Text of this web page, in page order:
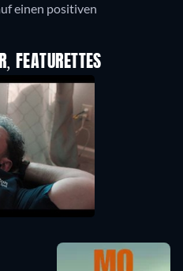
einen positiven
FEATURETTES